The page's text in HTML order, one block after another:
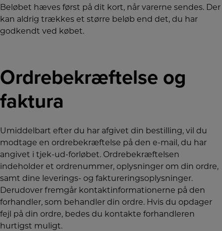
Beløbet hæves først på dit kort, når varerne sendes. Der
kan aldrig trækkes et større beløb end det, du har
godkendt ved købet.
Ordrebekræftelse og
faktura
Umiddelbart efter du har afgivet din bestilling, vil du
modtage en ordrebekræftelse på den e-mail, du har
angivet i tjek-ud-forløbet. Ordrebekræftelsen
indeholder et ordrenummer, oplysninger om din ordre,
samt dine leverings- og faktureringsoplysninger.
Derudover fremgår kontaktinformationerne på den
forhandler, som behandler din ordre. Hvis du opdager
fejl på din ordre, bedes du kontakte forhandleren
hurtigst muligt.